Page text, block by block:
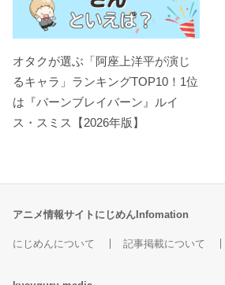
オタクが選ぶ「阿座上洋平が演じ
るキャラ」ランキングTOP10！1位
は『バーンブレイバーン』ルイ
ス・スミス【2026年版】
アニメ情報サイトにじめんInfomation
にじめんについて 記事掲載について